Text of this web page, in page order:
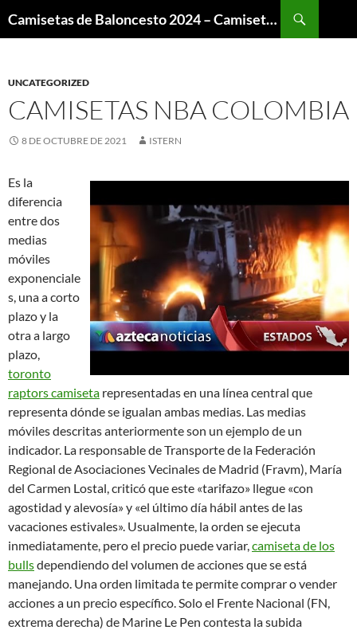
Camisetas de Baloncesto 2024 – Camisetas NBA
UNCATEGORIZED
CAMISETAS NBA COLOMBIA
8 DE OCTUBRE DE 2021 ISTERN
Es la
diferencia
entre dos
medias
móviles
exponenciale
s, una a corto
plazo y la
otra a largo
plazo,
toronto
raptors camiseta representadas en una línea central que
representa dónde se igualan ambas medias. Las medias
móviles descritas anteriormente son un ejemplo de un
indicador. La responsable de Transporte de la Federación
Regional de Asociaciones Vecinales de Madrid (Fravm), María
del Carmen Lostal, criticó que este «tarifazo» llegue «con
agostidad y alevosía» y «el último día hábil antes de las
vacaciones estivales». Usualmente, la orden se ejecuta
inmediatamente, pero el precio puede variar,camiseta de los
bullsdependiendo del volumen de acciones que se está
manejando. Una orden limitada te permite comprar o vender
acciones a un precio específico. Solo el Frente Nacional (FN,
extrema derecha) de Marine Le Pen contesta la subida